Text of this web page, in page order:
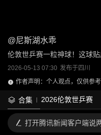
@尼斯湖水乖
伦敦世乒赛一粒神球！这球贴
2026-05-13 07:30 发布于四川
作者声明：个人观点，仅供参考
合集 2026伦敦世乒赛
打开腾讯新闻客户端说